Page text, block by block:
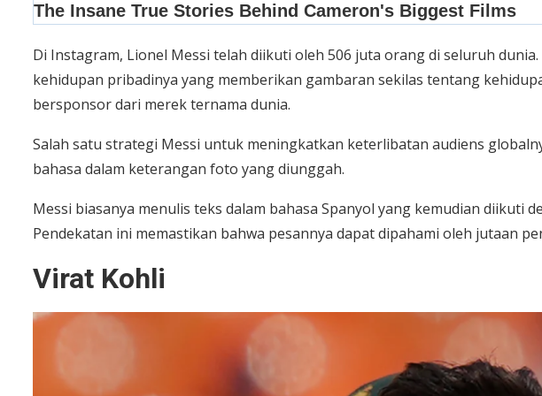
Di Instagram, Lionel Messi telah diikuti oleh 506 juta orang di seluruh
kehidupan pribadinya yang memberikan gambaran sekilas tentang
bersponsor dari merek ternama dunia.
Salah satu strategi Messi untuk meningkatkan keterlibatan audiens
bahasa dalam keterangan foto yang diunggah.
Messi biasanya menulis teks dalam bahasa Spanyol yang kemudian diikuti
Pendekatan ini memastikan bahwa pesannya dapat dipahami oleh jutaan
Virat Kohli